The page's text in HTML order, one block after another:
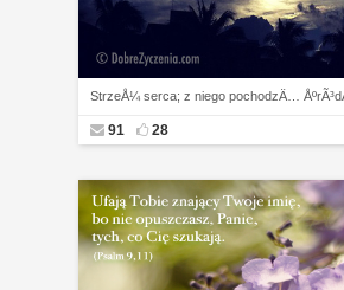
StrzeÅ¼ serca; z niego pochodzÄ…
91 28